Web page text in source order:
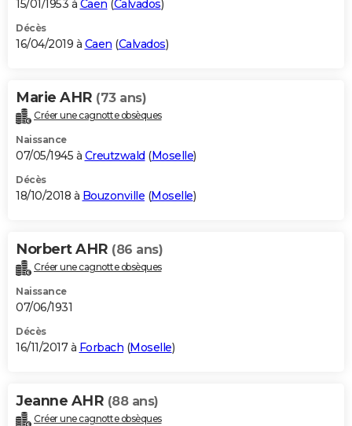
15/01/1953 à Caen (Calvados)
Décès
16/04/2019 à Caen (Calvados)
Marie AHR (73 ans)
Créer une cagnotte obsèques
Naissance
07/05/1945 à Creutzwald (Moselle)
Décès
18/10/2018 à Bouzonville (Moselle)
Norbert AHR (86 ans)
Créer une cagnotte obsèques
Naissance
07/06/1931
Décès
16/11/2017 à Forbach (Moselle)
Jeanne AHR (88 ans)
Créer une cagnotte obsèques